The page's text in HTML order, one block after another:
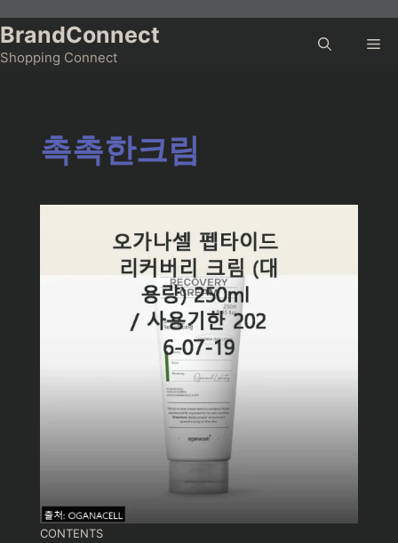
to
content
BrandConnect
Shopping Connect
촉촉한크림
CONTENTS